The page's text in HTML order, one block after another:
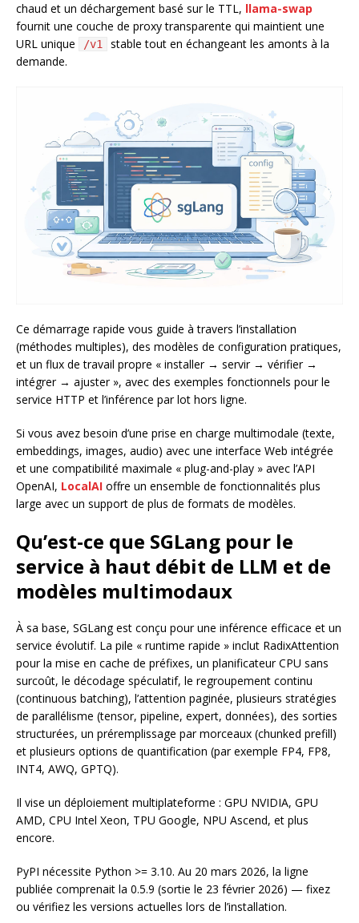
chaud et un déchargement basé sur le TTL, llama-swap
fournit une couche de proxy transparente qui maintient une
URL unique
/v1
stable tout en échangeant les amonts à la
demande.
Ce démarrage rapide vous guide à travers l’installation
(méthodes multiples), des modèles de configuration pratiques,
et un flux de travail propre « installer → servir → vérifier →
intégrer → ajuster », avec des exemples fonctionnels pour le
service HTTP et l’inférence par lot hors ligne.
Si vous avez besoin d’une prise en charge multimodale (texte,
embeddings, images, audio) avec une interface Web intégrée
et une compatibilité maximale « plug-and-play » avec l’API
OpenAI, LocalAI offre un ensemble de fonctionnalités plus
large avec un support de plus de formats de modèles.
Qu’est-ce que SGLang pour le
service à haut débit de LLM et de
modèles multimodaux
À sa base, SGLang est conçu pour une inférence efficace et un
service évolutif. La pile « runtime rapide » inclut RadixAttention
pour la mise en cache de préfixes, un planificateur CPU sans
surcoût, le décodage spéculatif, le regroupement continu
(continuous batching), l’attention paginée, plusieurs stratégies
de parallélisme (tensor, pipeline, expert, données), des sorties
structurées, un préremplissage par morceaux (chunked prefill)
et plusieurs options de quantification (par exemple FP4, FP8,
INT4, AWQ, GPTQ).
Il vise un déploiement multiplateforme : GPU NVIDIA, GPU
AMD, CPU Intel Xeon, TPU Google, NPU Ascend, et plus
encore.
PyPI nécessite Python >= 3.10. Au 20 mars 2026, la ligne
publiée comprenait la 0.5.9 (sortie le 23 février 2026) — fixez
ou vérifiez les versions actuelles lors de l’installation.